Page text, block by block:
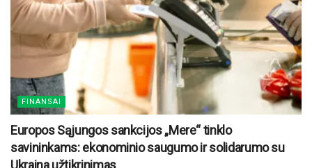
FINANSAI
Europos Sąjungos sankcijos „Mere“ tinklo
savininkams: ekonominio saugumo ir solidarumo su